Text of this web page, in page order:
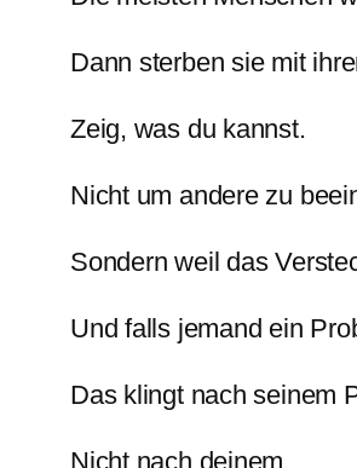
Dann sterben sie mit
Zeig, was du kannst.
Nicht um andere zu
Sondern weil das
Und falls jemand ein
Das klingt nach seinem
Nicht nach deinem.